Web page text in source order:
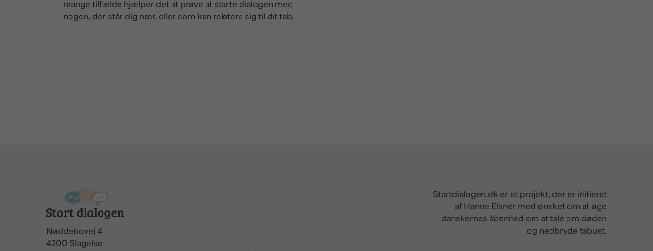
mange tilfælde hjælper det at prøve at starte dialogen med
nogen, der står dig nær, eller som kan relatere sig til dit tab.
Nøddebovej 4
4200 Slagelse
Startdialogen.dk er et projekt, der er initieret
af Hanne Elsner med ønsket om at øge
danskernes åbenhed om at tale om døden
og nedbryde tabuet.